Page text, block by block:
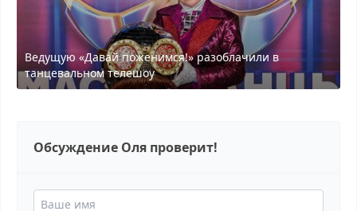
Ведущую «Давай поженимся!» разоблачили в
танцевальном телешоу
Обсуждение Оля проверит!